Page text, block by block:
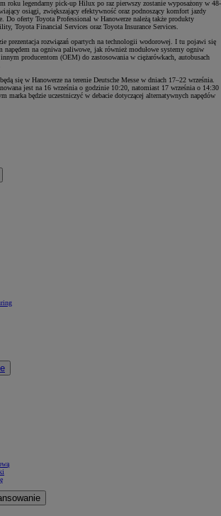
roku legendarny pick-up Hilux po raz pierwszy zostanie wyposażony w 48-
osiągi, zwiększający efektywność oraz podnoszący komfort jazdy
Do oferty Toyota Professional w Hanowerze należą także produkty
Toyota Financial Services oraz Toyota Insurance Services.
prezentacja rozwiązań opartych na technologii wodorowej. I tu pojawi się
na ogniwa paliwowe, jak również modułowe systemy ogniw
producentom (OEM) do zastosowania w ciężarówkach, autobusach
się w Hanowerze na terenie Deutsche Messe w dniach 17–22 września.
jest na 16 września o godzinie 10:20, natomiast 17 września o 14:30
marka będzie uczestniczyć w debacie dotyczącej alternatywnych napędów